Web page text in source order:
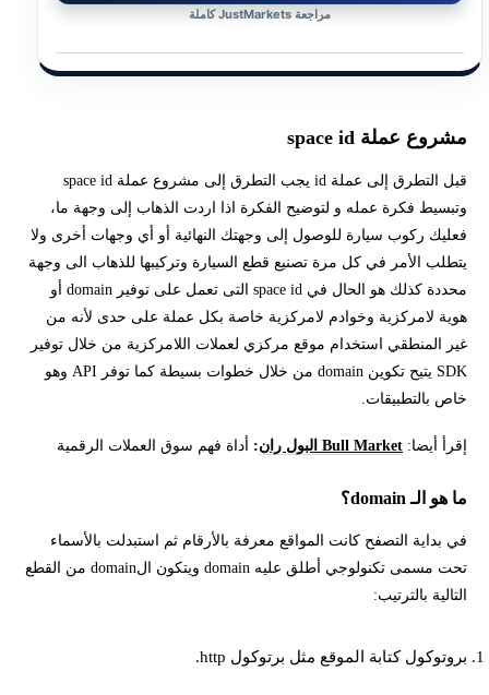
مراجعة JustMarkets كاملة
مشروع عملة space id
قبل التطرق إلى عملة id يجب التطرق إلى مشروع عملة space id
وتبسيط فكرة عمله و لتوضيح الفكرة اذا اردت الذهاب إلى وجهة ما،
فعليك ركوب سيارة للوصول إلى وجهتك النهائية أو أي وجهات أخرى ولا
يتطلب الأمر في كل مرة تصنيع قطع السيارة وتركيبها للذهاب الى وجهة
محددة كذلك هو الحال في space id التى تعمل على توفير domain أو
هوية لامركزية وخوادم لامركزية خاصة بكل عملة على حدى لأنه من
غير المنطقي استخدام موقع مركزي لعملات اللامركزية من خلال توفير
SDK يتيح تكوين domain من خلال خطوات بسيطة كما توفر API وهو
خاص بالتطبيقات.
إقرأ أيضا: Bull Market البول ران : أداة فهم سوق العملات الرقمية
ما هو الـ domain؟
في بداية التصفح كانت المواقع معرفة بالأرقام ثم استبدلت بالأسماء
تحت مسمى تكنولوجي أطلق عليه domain ويتكون الdomain من القطع
التالية بالترتيب:
بروتوكول كتابة الموقع مثل برتوكول http.